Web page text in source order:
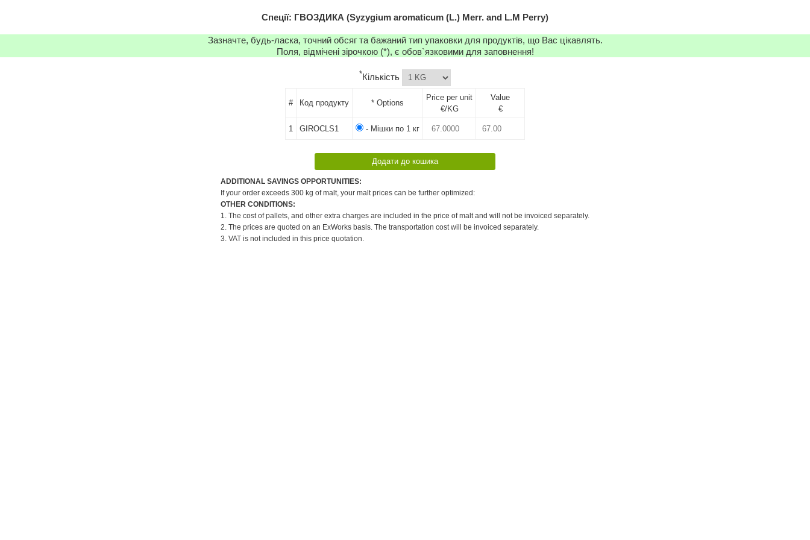
Спеції: ГВОЗДИКА (Syzygium aromaticum (L.) Merr. and L.M Perry)
Зазначте, будь-ласка, точний обсяг та бажаний тип упаковки для продуктів, що Вас цікавлять.
Поля, відмічені зірочкою (*), є обов`язковими для заповнення!
*Кількість
# Код продукту * Options
Price per unit
€/KG
Value
€
1 GIROCLS1 - Мішки по 1 кг
ADDITIONAL SAVINGS OPPORTUNITIES:
If your order exceeds 300 kg of malt, your malt prices can be further optimized:
OTHER CONDITIONS:
1. The cost of pallets, and other extra charges are included in the price of malt and will not be invoiced separately.
2. The prices are quoted on an ExWorks basis. The transportation cost will be invoiced separately.
3. VAT is not included in this price quotation.